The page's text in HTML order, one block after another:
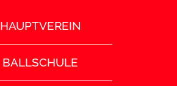
HAUPTVEREIN
BALLSCHULE